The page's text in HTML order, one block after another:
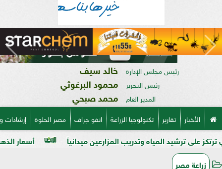
رئيس مجلس الإدارة خالد سيف
رئيس التحرير محمود البرغوثي
المدير العام محمد صبحي
الأخبار تقارير تكنولوجيا الزراعة انفو جراف مصر الحلوة
أسعار الذهب في مصر فى المياه وتدريب المزارعين ميدانياً
زراعة مصر